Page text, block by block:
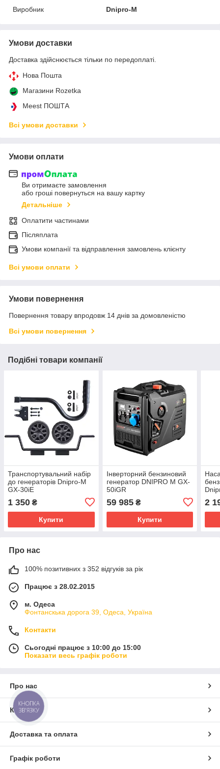
Виробник
Dnipro-M
Умови доставки
Доставка здійснюється тільки по передоплаті.
Нова Пошта
Магазини Rozetka
Meest ПОШТА
Всі умови доставки
Умови оплати
Ви отримаєте замовлення
або гроші повернуться на вашу картку
Детальніше
Оплатити частинами
Післяплата
Умови компанії та відправлення замовлень клієнту
Всі умови оплати
Умови повернення
Повернення товару впродовж 14 днів за домовленістю
Всі умови повернення
Подібні товари компанії
Транспортувальний набір
до генераторів Dnipro-M
GX-30iE
1 350 ₴
Купити
Інверторний бензиновий
генератор DNIPRO M GX-
50iGR
59 985₴
Купити
2
Про нас
100% позитивних з 352 відгуків за рік
Працює з 28.02.2015
м. Одеса
Фонтанскька дорога 39, Одеса, Україна
Контакти
Сьогодні працює з 10:00 до 15:00
Показати весь графік роботи
Про нас
Контакти
Доставка та оплата
Графік роботи
КНОПКА
ЗВ'ЯЗКУ